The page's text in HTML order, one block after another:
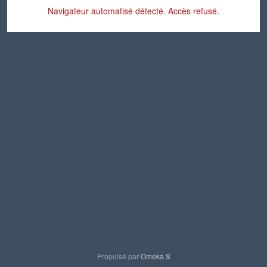
Navigateur automatisé détecté. Accès refusé.
Propulsé parOmeka S